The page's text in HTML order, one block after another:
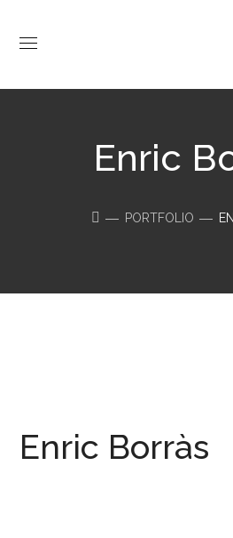
Enric
PORTFOLIO
Enric Borràs